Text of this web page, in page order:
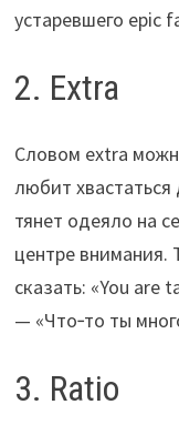
устаревшего epic
2. Extra
Словом extra
любит
тянет одеяло на
центре внимания.
сказать: «You are
— «Что‑то ты
3. Ratio